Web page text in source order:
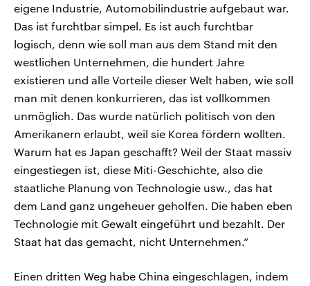
eigene Industrie, Automobilindustrie aufgebaut war.
Das ist furchtbar simpel. Es ist auch furchtbar
logisch, denn wie soll man aus dem Stand mit den
westlichen Unternehmen, die hundert Jahre
existieren und alle Vorteile dieser Welt haben, wie soll
man mit denen konkurrieren, das ist vollkommen
unmöglich. Das wurde natürlich politisch von den
Amerikanern erlaubt, weil sie Korea fördern wollten.
Warum hat es Japan geschafft? Weil der Staat massiv
eingestiegen ist, diese Miti-Geschichte, also die
staatliche Planung von Technologie usw., das hat
dem Land ganz ungeheuer geholfen. Die haben eben
Technologie mit Gewalt eingeführt und bezahlt. Der
Staat hat das gemacht, nicht Unternehmen.“
Einen dritten Weg habe China eingeschlagen, indem